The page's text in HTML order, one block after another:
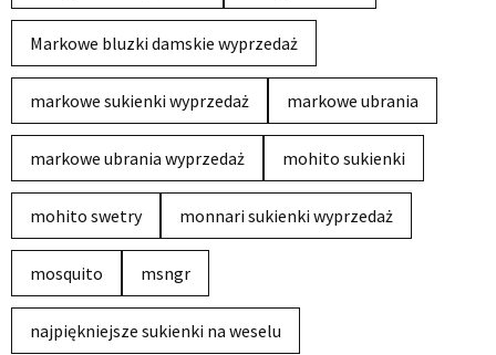
Markowe bluzki damskie wyprzedaż
markowe sukienki wyprzedaż markowe ubrania
markowe ubrania wyprzedaż mohito sukienki
mohito swetry monnari sukienki wyprzedaż
mosquito msngr
najpiękniejsze sukienki na weselu